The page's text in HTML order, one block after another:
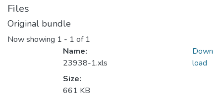
Files
Original bundle
Now showing 1 - 1 of 1
Name:
23938-1.xls
Size:
661 KB
Down
load